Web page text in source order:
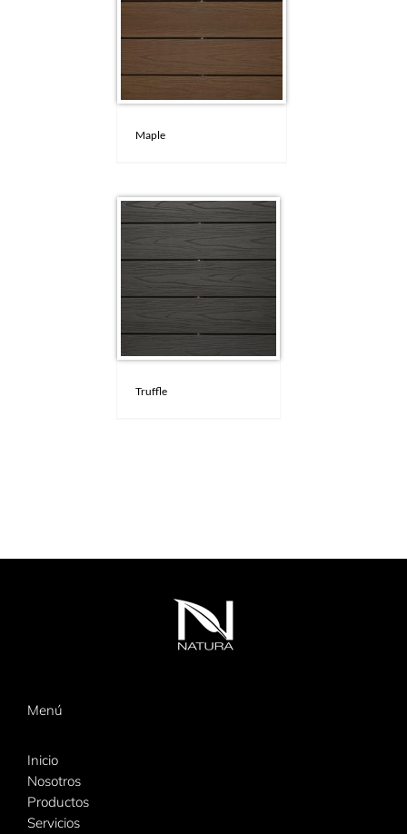
Maple
Truffle
Menú
Inicio
Nosotros
Productos
Servicios